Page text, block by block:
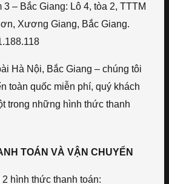
– Bắc Giang: Lô 4, tòa 2, TTTM
Xương Giang, Bắc Giang.
Hà Nội, Bắc Giang – chúng tôi
toàn quốc miễn phí, quý khách
trong những hình thức thanh
TOÁN VÀ VẬN CHUYỂN
hình thức thanh toán: